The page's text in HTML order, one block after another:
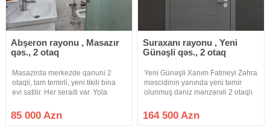
Abşeron rayonu , Masazır
qəs., 2 otaq
Masazirda merkezde qanuni 2
otaqli, tam temirli, yeni tikili bina
evi satilir. Her seraiti var. Yola
85 000 Azn
Suraxanı rayonu , Yeni
Günəşli qəs., 2 otaq
Yeni Günəşli Xanım Fatmeyi Zəhra
məscidinin yanında yeni təmir
olunmuş dəniz mənzərəli 2 otaqlı
tezliklə veriləcək
164 500 Azn